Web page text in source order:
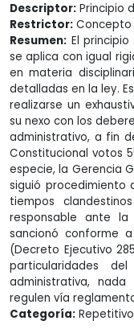
Descriptor: Principio
Restrictor: Concepto
Resumen: El
se aplica con igual
en materia
detalladas en la ley.
realizarse un
su nexo con los
administrativo, a fin
Constitucional votos
especie, la Gerencia
siguió procedimiento
tiempos
responsable ante
sancionó conforme
(Decreto Ejecutivo
particularidades
administrativa,
regulen vía
Categoría: Repetitivo